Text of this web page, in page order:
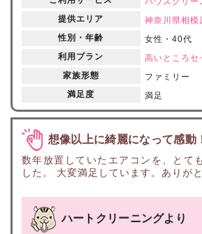
提供エリア
神奈川県相模
性別・年齢
女性・40代
利用プラン
高いところセ
家族形態
ファミリー
満足度
満足
想像以上に綺麗になって感動
数年放置していたエアコンを、とて
した。 大変満足しています。ありが
ハートクリーニングより